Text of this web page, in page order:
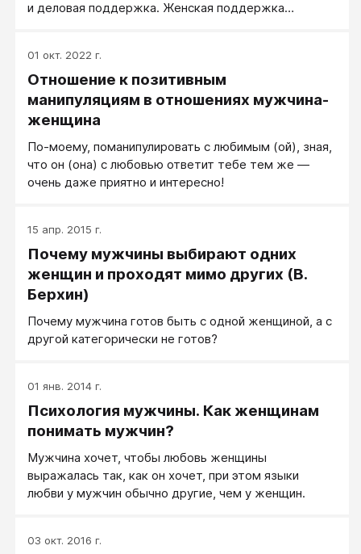
и деловая поддержка. Женская поддержка
действительно мягкая и эмоциональная поддержка.
01 окт. 2022 г.
Отношение к позитивным
манипуляциям в отношениях мужчина-
женщина
По-моему, поманипулировать с любимым (ой), зная,
что он (она) с любовью ответит тебе тем же —
очень даже приятно и интересно!
15 апр. 2015 г.
Почему мужчины выбирают одних
женщин и проходят мимо других (В.
Берхин)
Почему мужчина готов быть с одной женщиной, а с
другой категорически не готов?
01 янв. 2014 г.
Психология мужчины. Как женщинам
понимать мужчин?
Мужчина хочет, чтобы любовь женщины
выражалась так, как он хочет, при этом языки
любви у мужчин обычно другие, чем у женщин.
03 окт. 2016 г.